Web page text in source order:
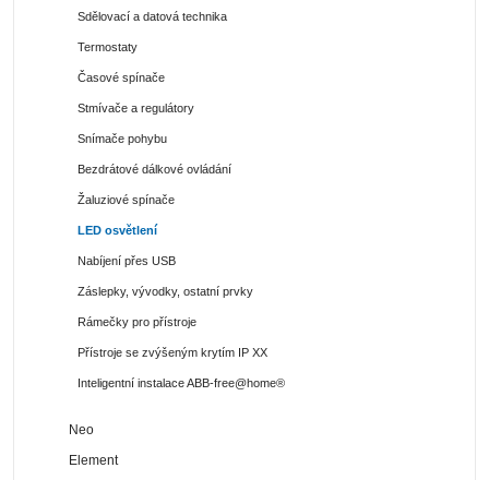
Sdělovací a datová technika
Termostaty
Časové spínače
Stmívače a regulátory
Snímače pohybu
Bezdrátové dálkové ovládání
Žaluziové spínače
LED osvětlení
Nabíjení přes USB
Záslepky, vývodky, ostatní prvky
Rámečky pro přístroje
Přístroje se zvýšeným krytím IP XX
Inteligentní instalace ABB-free@home®
Neo
Element